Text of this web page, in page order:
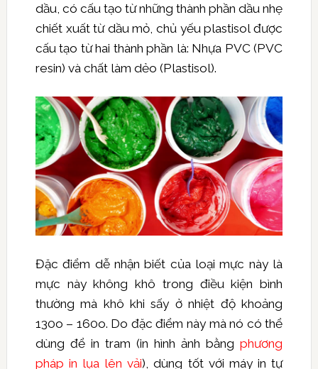
dầu, có cấu tạo từ những thành phần dầu nhẹ
chiết xuất từ dầu mỏ, chủ yếu plastisol được
cấu tạo từ hai thành phần là: Nhựa PVC (PVC
resin) và chất làm dẻo (Plastisol).
Đặc điểm dễ nhận biết của loại mực này là
mực này không khô trong điều kiện bình
thường mà khô khi sấy ở nhiệt độ khoảng
130o – 160o. Do đặc điểm này mà nó có thể
dùng để in tram (in hình ảnh bằngphương
pháp in lụa lên vải), dùng tốt với máy in tự